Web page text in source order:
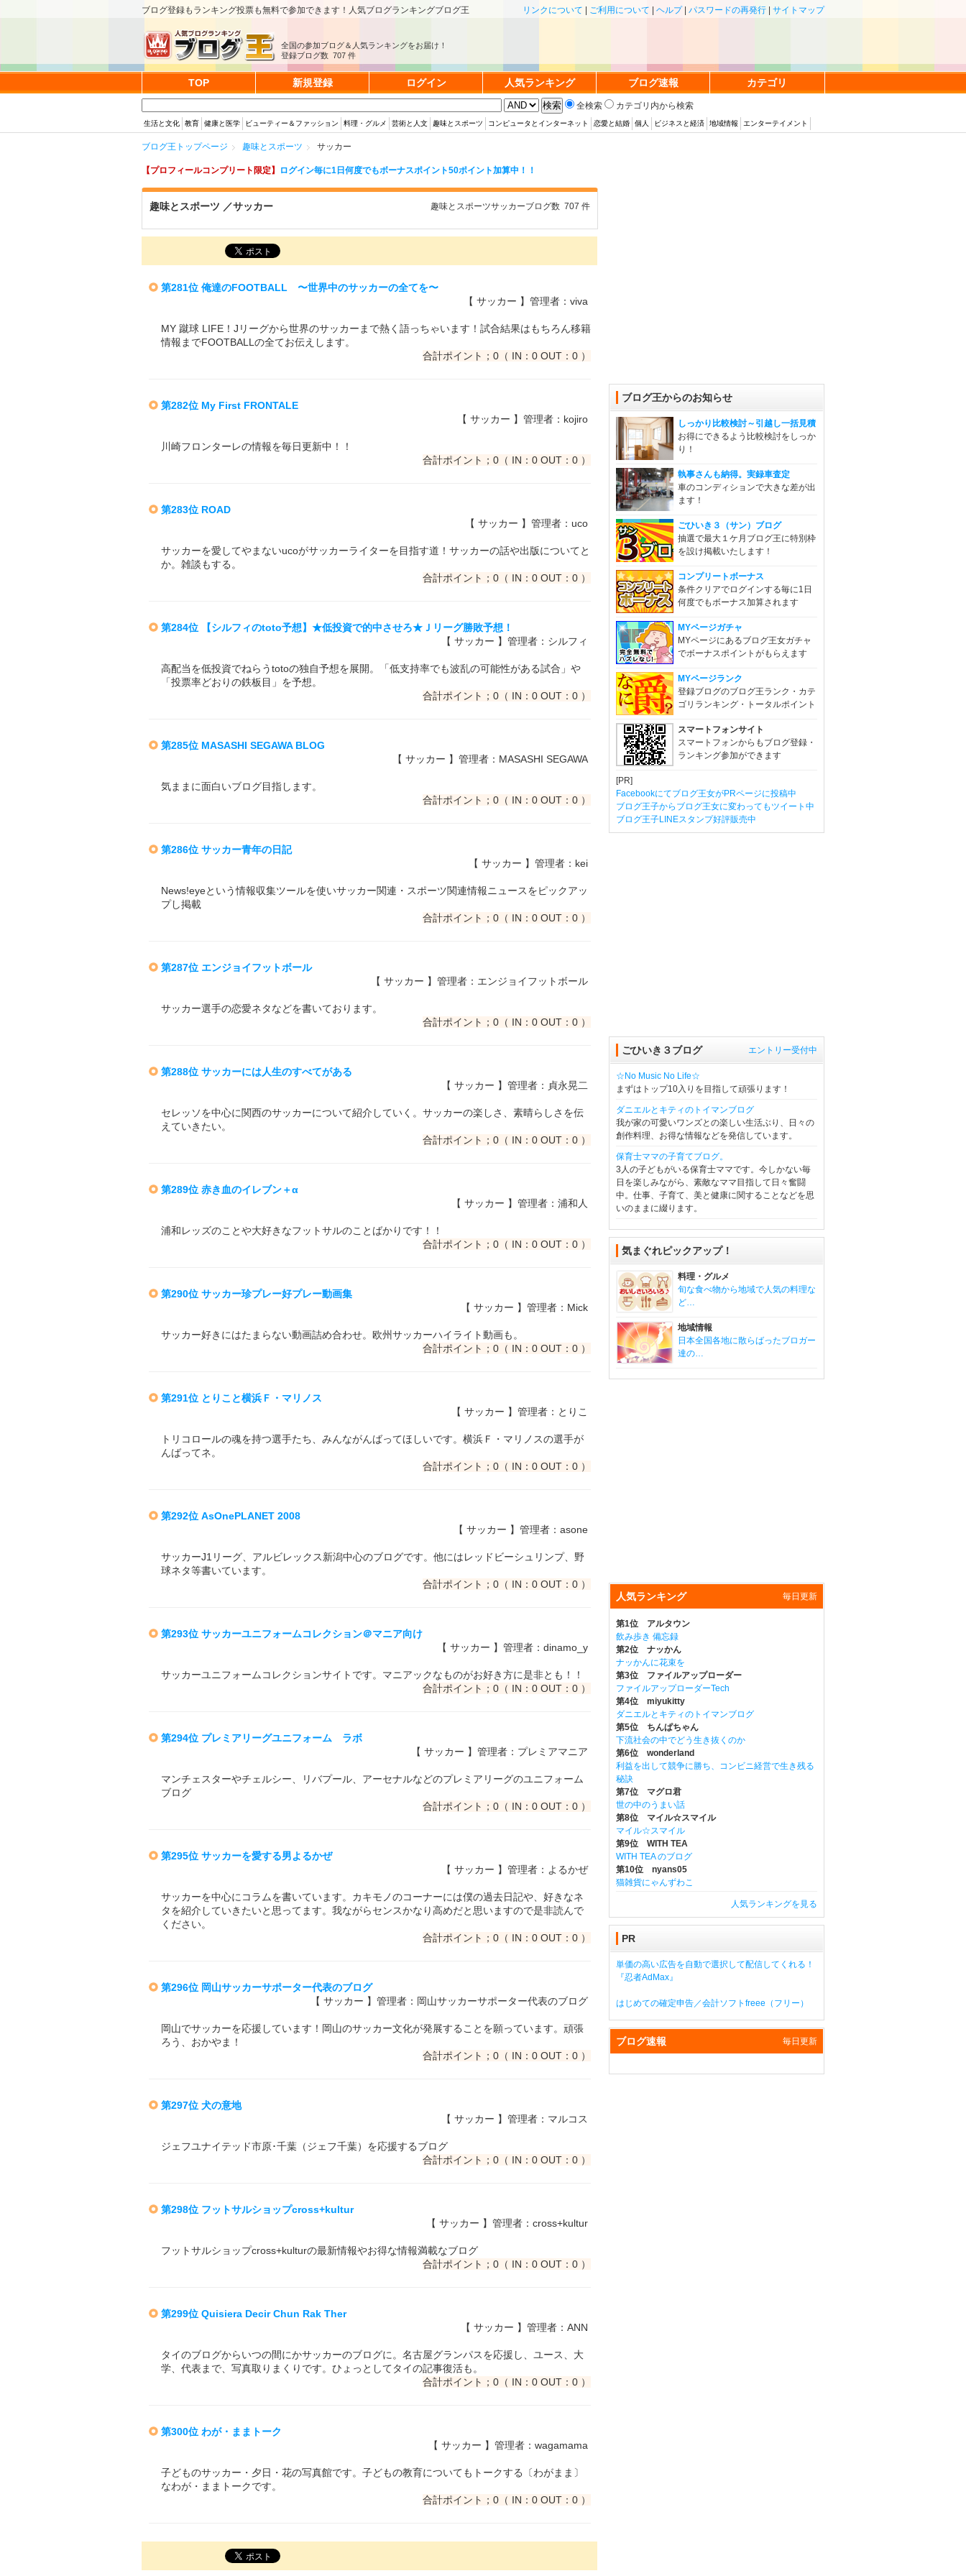
ブログ登録もランキング投票も無料で参加できます！人気ブログランキングブログ王 リンクについて ご利用について ヘルプ| パスワードの再発行 サイトマップ
全国の参加ブログ＆人気ランキングをお届け！
登録ブログ数 707 件
TOP 新規登録 ログイン 人気ランキング ブログ速報 カテゴリ
全検索 カテゴリ内から検索
生活と文化 教育 健康と医学 ビューティー＆ファッション 料理・グルメ 芸術と人文 趣味とスポーツ コンピュータとインターネット 恋愛と結婚 個人 ビジネスと経済 地域情報 エンターテイメント
ブログ王トップページ 趣味とスポーツ サッカー
【プロフィールコンプリート限定】 ログイン毎に1日何度でもボーナスポイント50ポイント加算中！！
趣味とスポーツ ／サッカー 趣味とスポーツサッカーブログ数 707 件
第281位 俺達のFOOTBALL 〜世界中のサッカーの全てを〜
【 サッカー 】管理者：viva
MY 蹴球 LIFE！Jリーグから世界のサッカーまで熱く語っちゃいます！試合結果はもちろん移籍
情報までFOOTBALLの全てお伝えします。
合計ポイント；0（ IN：0 OUT：0 ）
第282位 My First FRONTALE
【 サッカー 】管理者：kojiro
川崎フロンターレの情報を毎日更新中！！
合計ポイント；0（ IN：0 OUT：0 ）
第283位 ROAD
【 サッカー 】管理者：uco
サッカーを愛してやまないucoがサッカーライターを目指す道！サッカーの話や出版についてと
か。雑談もする。
合計ポイント；0（ IN：0 OUT：0 ）
第284位 【シルフィのtoto予想】★低投資で的中させろ★Ｊリーグ勝敗予想！
【 サッカー 】管理者：シルフィ
高配当を低投資でねらうtotoの独自予想を展開。「低支持率でも波乱の可能性がある試合」や
「投票率どおりの鉄板目」を予想。
合計ポイント；0（ IN：0 OUT：0 ）
第285位 MASASHI SEGAWA BLOG
【 サッカー 】管理者：MASASHI SEGAWA
気ままに面白いブログ目指します。
合計ポイント；0（ IN：0 OUT：0 ）
第286位 サッカー青年の日記
【 サッカー 】管理者：kei
News!eyeという情報収集ツールを使いサッカー関連・スポーツ関連情報ニュースをピックアッ
プし掲載
合計ポイント；0（ IN：0 OUT：0 ）
第287位 エンジョイフットボール
【 サッカー 】管理者：エンジョイフットボール
サッカー選手の恋愛ネタなどを書いております。
合計ポイント；0（ IN：0 OUT：0 ）
第288位 サッカーには人生のすべてがある
【 サッカー 】管理者：貞永晃二
セレッソを中心に関西のサッカーについて紹介していく。サッカーの楽しさ、素晴らしさを伝
えていきたい。
合計ポイント；0（ IN：0 OUT：0 ）
第289位 赤き血のイレブン＋α
【 サッカー 】管理者：浦和人
浦和レッズのことや大好きなフットサルのことばかりです！！
合計ポイント；0（ IN：0 OUT：0 ）
第290位 サッカー珍プレー好プレー動画集
【 サッカー 】管理者：Mick
サッカー好きにはたまらない動画詰め合わせ。欧州サッカーハイライト動画も。
合計ポイント；0（ IN：0 OUT：0 ）
第291位 とりこと横浜Ｆ・マリノス
【 サッカー 】管理者：とりこ
トリコロールの魂を持つ選手たち、みんながんばってほしいです。横浜Ｆ・マリノスの選手が
んばってネ。
合計ポイント；0（ IN：0 OUT：0 ）
第292位 AsOnePLANET 2008
【 サッカー 】管理者：asone
サッカーJ1リーグ、アルビレックス新潟中心のブログです。他にはレッドビーシュリンプ、野
球ネタ等書いています。
合計ポイント；0（ IN：0 OUT：0 ）
第293位 サッカーユニフォームコレクション＠マニア向け
【 サッカー 】管理者：dinamo_y
サッカーユニフォームコレクションサイトです。マニアックなものがお好き方に是非とも！！
合計ポイント；0（ IN：0 OUT：0 ）
第294位 プレミアリーグユニフォーム ラボ
【 サッカー 】管理者：プレミアマニア
マンチェスターやチェルシー、リバプール、アーセナルなどのプレミアリーグのユニフォーム
ブログ
合計ポイント；0（ IN：0 OUT：0 ）
第295位 サッカーを愛する男よるかぜ
【 サッカー 】管理者：よるかぜ
サッカーを中心にコラムを書いています。カキモノのコーナーには僕の過去日記や、好きなネ
タを紹介していきたいと思ってます。我ながらセンスかなり高めだと思いますので是非読んで
ください。
合計ポイント；0（ IN：0 OUT：0 ）
第296位 岡山サッカーサポーター代表のブログ
【 サッカー 】管理者：岡山サッカーサポーター代表のブログ
岡山でサッカーを応援しています！岡山のサッカー文化が発展することを願っています。頑張
ろう、おかやま！
合計ポイント；0（ IN：0 OUT：0 ）
第297位 犬の意地
【 サッカー 】管理者：マルコス
ジェフユナイテッド市原･千葉（ジェフ千葉）を応援するブログ
合計ポイント；0（ IN：0 OUT：0 ）
第298位 フットサルショップcross+kultur
【 サッカー 】管理者：cross+kultur
フットサルショップcross+kulturの最新情報やお得な情報満載なブログ
合計ポイント；0（ IN：0 OUT：0 ）
第299位 Quisiera Decir Chun Rak Ther
【 サッカー 】管理者：ANN
タイのブログからいつの間にかサッカーのブログに。名古屋グランパスを応援し、ユース、大
学、代表まで、写真取りまくりです。ひょっとしてタイの記事復活も。
合計ポイント；0（ IN：0 OUT：0 ）
第300位 わが・ままトーク
【 サッカー 】管理者：wagamama
子どものサッカー・夕日・花の写真館です。子どもの教育についてもトークする〔わがまま〕
なわが・ままトークです。
合計ポイント；0（ IN：0 OUT：0 ）
ブログ王からのお知らせ
しっかり比較検討～引越し一括見積
お得にできるよう比較検討をしっか
り！
執事さんも納得。実録車査定
車のコンディションで大きな差が出
ます！
ごひいき３（サン）ブログ
抽選で最大１ケ月ブログ王に特別枠
を設け掲載いたします！
コンプリートボーナス
条件クリアでログインする毎に1日
何度でもボーナス加算されます
MYページガチャ
MYページにあるブログ王女ガチャ
でボーナスポイントがもらえます
MYページランク
登録ブログのブログ王ランク・カテ
ゴリランキング・トータルポイント
スマートフォンサイト
スマートフォンからもブログ登録・
ランキング参加ができます
[PR]
Facebookにてブログ王女がPRページに投稿中
ブログ王子からブログ王女に変わってもツイート中
ブログ王子LINEスタンプ好評販売中
エントリー受付中
ごひいき３ブログ
☆No Music No Life☆
まずはトップ10入りを目指して頑張ります！
ダニエルとキティのトイマンブログ
我が家の可愛いワンズとの楽しい生活ぶり、日々の
創作料理、お得な情報などを発信しています。
保育士ママの子育てブログ。
3人の子どもがいる保育士ママです。今しかない毎
日を楽しみながら、素敵なママ目指して日々奮闘
中。仕事、子育て、美と健康に関することなどを思
いのままに綴ります。
気まぐれピックアップ！
料理・グルメ
旬な食べ物から地域で人気の料理な
ど…
地域情報
日本全国各地に散らばったブロガー
達の…
毎日更新
人気ランキング
第1位 アルタウン
飲み歩き 備忘録
第2位 ナッかん
ナッかんに花束を
第3位 ファイルアップローダー
ファイルアップローダーTech
第4位 miyukitty
ダニエルとキティのトイマンブログ
第5位 ちんぱちゃん
下流社会の中でどう生き抜くのか
第6位 wonderland
利益を出して競争に勝ち、コンビニ経営で生き残る
秘訣
第7位 マグロ君
世の中のうまい話
第8位 マイル☆スマイル
マイル☆スマイル
第9位 WITH TEA
WITH TEA のブログ
第10位 nyans05
猫雑貨にゃんずわこ
人気ランキングを見る
PR
単価の高い広告を自動で選択して配信してくれる！
『忍者AdMax』
はじめての確定申告／会計ソフトfreee（フリー）
毎日更新
ブログ速報